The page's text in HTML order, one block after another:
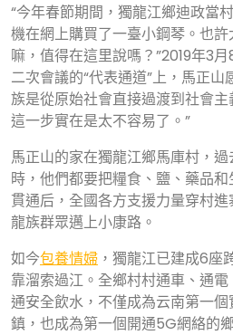
“今年春節期間，獨龍江鄉迪政當
機在網上購買了一臺小鋼琴。也
嘛，值得在這里說嗎？”2019年3
二次會議的“代表通道”上，馬正
族是從原始社會直接過渡到社會
這一步實在是太不容易了。”
馬正山的家在獨龍江鄉馬庫村，
時，他們都要把糧食、鹽、藥品
貫通后，全國各方支援力量穿村
龍族群眾邁上小康路。
如今包養情婦 ，獨龍江已建成6座
靠溜索過江。全鄉村村通車、通電
通安全飲水，不僅成為云南第一
鎮，也成為第一個開通5G網絡的